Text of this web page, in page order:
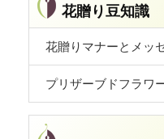
花贈り豆知識
花贈りマナーとメッ
プリザーブドフラワ